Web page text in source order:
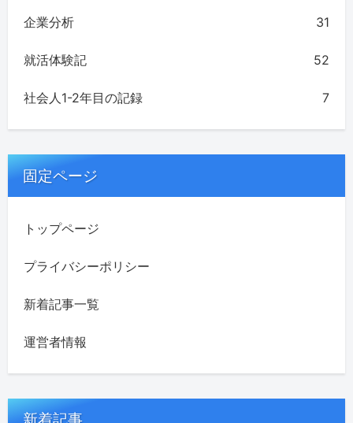
企業分析 31
就活体験記 52
社会人1-2年目の記録 7
固定ページ
トップページ
プライバシーポリシー
新着記事一覧
運営者情報
新着記事